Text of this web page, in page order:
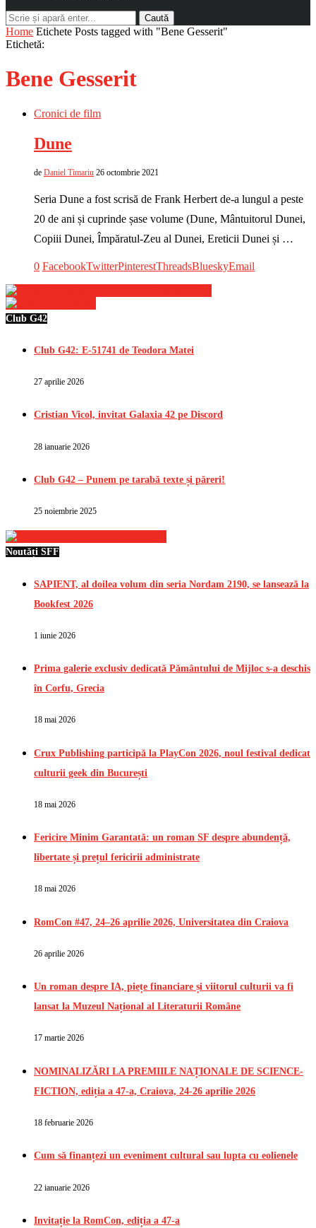
Caută
Home Etichete Posts tagged with "Bene Gesserit"
Etichetă:
Bene Gesserit
Cronici de film
Dune
de Daniel Timariu 26 octombrie 2021
Seria Dune a fost scrisă de Frank Herbert de-a lungul a peste
20 de ani și cuprinde șase volume (Dune, Mântuitorul Dunei,
Copiii Dunei, Împăratul-Zeu al Dunei, Ereticii Dunei și …
0 FacebookTwitterPinterestThreadsBlueskyEmail
Club G42
Club G42: E-51741 de Teodora Matei
27 aprilie 2026
Cristian Vicol, invitat Galaxia 42 pe Discord
28 ianuarie 2026
Club G42 – Punem pe tarabă texte și păreri!
25 noiembrie 2025
Noutăți SFF
SAPIENT, al doilea volum din seria Nordam 2190, se lansează la
Bookfest 2026
1 iunie 2026
Prima galerie exclusiv dedicată Pământului de Mijloc s-a deschis
în Corfu, Grecia
18 mai 2026
Crux Publishing participă la PlayCon 2026, noul festival dedicat
culturii geek din București
18 mai 2026
Fericire Minim Garantată: un roman SF despre abundență,
libertate și prețul fericirii administrate
18 mai 2026
RomCon #47, 24–26 aprilie 2026, Universitatea din Craiova
26 aprilie 2026
Un roman despre IA, piețe financiare și viitorul culturii va fi
lansat la Muzeul Național al Literaturii Române
17 martie 2026
NOMINALIZĂRI LA PREMIILE NAȚIONALE DE SCIENCE-
FICTION, ediția a 47-a, Craiova, 24-26 aprilie 2026
18 februarie 2026
Cum să finanțezi un eveniment cultural sau lupta cu eolienele
22 ianuarie 2026
Invitație la RomCon, ediția a 47-a